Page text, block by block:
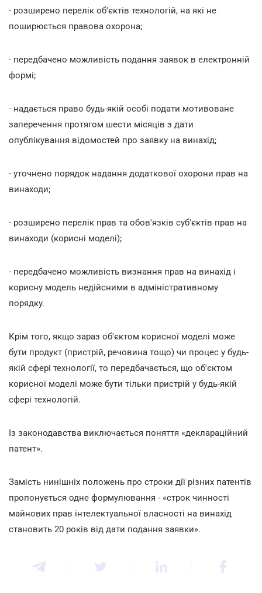
- розширено перелік об'єктів технологій, на які не
поширюється правова охорона;
- передбачено можливість подання заявок в електронній
формі;
- надається право будь-якій особі подати мотивоване
заперечення протягом шести місяців з дати
опублікування відомостей про заявку на винахід;
- уточнено порядок надання додаткової охорони прав на
винаходи;
- розширено перелік прав та обов'язків суб'єктів прав на
винаходи (корисні моделі);
- передбачено можливість визнання прав на винахід і
корисну модель недійсними в адміністративному
порядку.
Крім того, якщо зараз об'єктом корисної моделі може
бути продукт (пристрій, речовина тощо) чи процес у будь-
якій сфері технології, то передбачається, що об'єктом
корисної моделі може бути тільки пристрій у будь-якій
сфері технологій.
Із законодавства виключається поняття «деклараційний
патент».
Замість нинішніх положень про строки дії різних патентів
пропонується одне формулювання - «строк чинності
майнових прав інтелектуальної власності на винахід
становить 20 років від дати подання заявки».